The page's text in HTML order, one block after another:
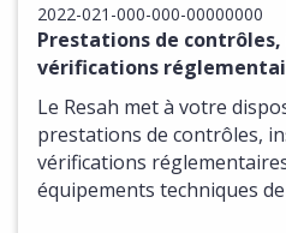
2022-021-000-000-00000000
Prestations de
vérifications
Le Resah met à votre
prestations de contrôles,
vérifications
équipements techniques